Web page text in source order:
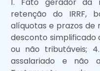
1. Fato gerador da
retenção do IRRF,
alíquotas e prazos de
desconto simplificado
ou não tributáveis;
assalariado e não